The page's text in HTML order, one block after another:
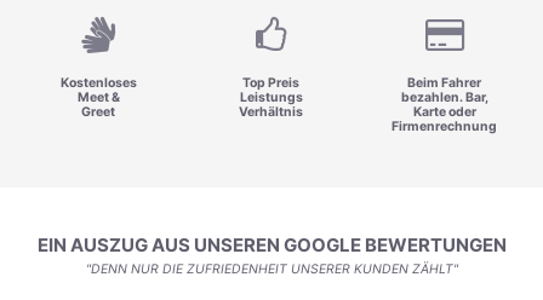
Kostenloses
Meet &
Greet
Top Preis
Leistungs
Verhältnis
Beim Fahrer
bezahlen. Bar,
Karte oder
Firmenrechnung
EIN AUSZUG AUS UNSEREN GOOGLE BEWERTUNGEN
"DENN NUR DIE ZUFRIEDENHEIT UNSERER KUNDEN ZÄHLT"